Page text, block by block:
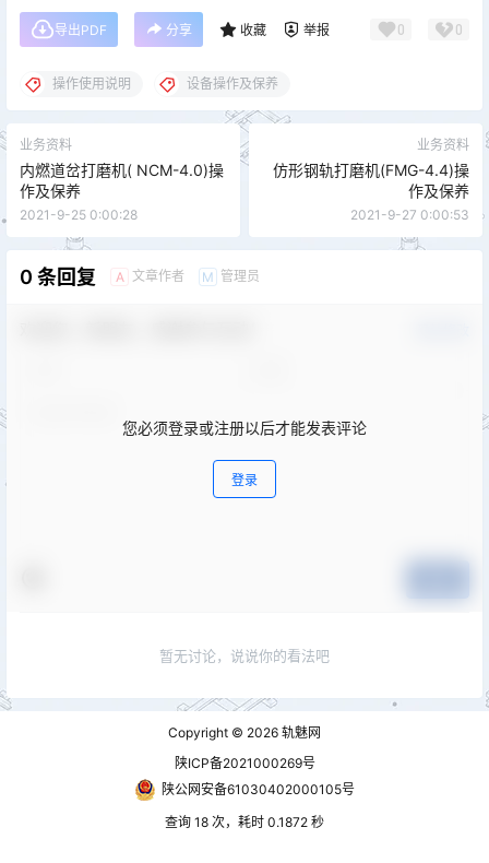
导出PDF 分享 收藏 举报 0 0
操作使用说明 设备操作及保养
业务资料
内燃道岔打磨机( NCM-4.0)操
作及保养
2021-9-25 0:00:28
业务资料
仿形钢轨打磨机(FMG-4.4)操
作及保养
2021-9-27 0:00:53
0 条回复 A 文章作者 M 管理员
您必须登录或注册以后才能发表评论
登录
暂无讨论，说说你的看法吧
Copyright © 2026 轨魅网
陕ICP备2021000269号
陕公网安备61030402000105号
查询 18 次，耗时 0.1872 秒